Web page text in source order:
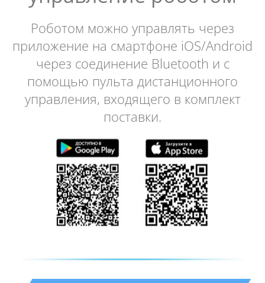
Роботом можно управлять через
приложение на смартфоне iOS/Android
через соединение Bluetooth и с
помощью пульта дистанционного
управления, входящего в комплект
поставки.